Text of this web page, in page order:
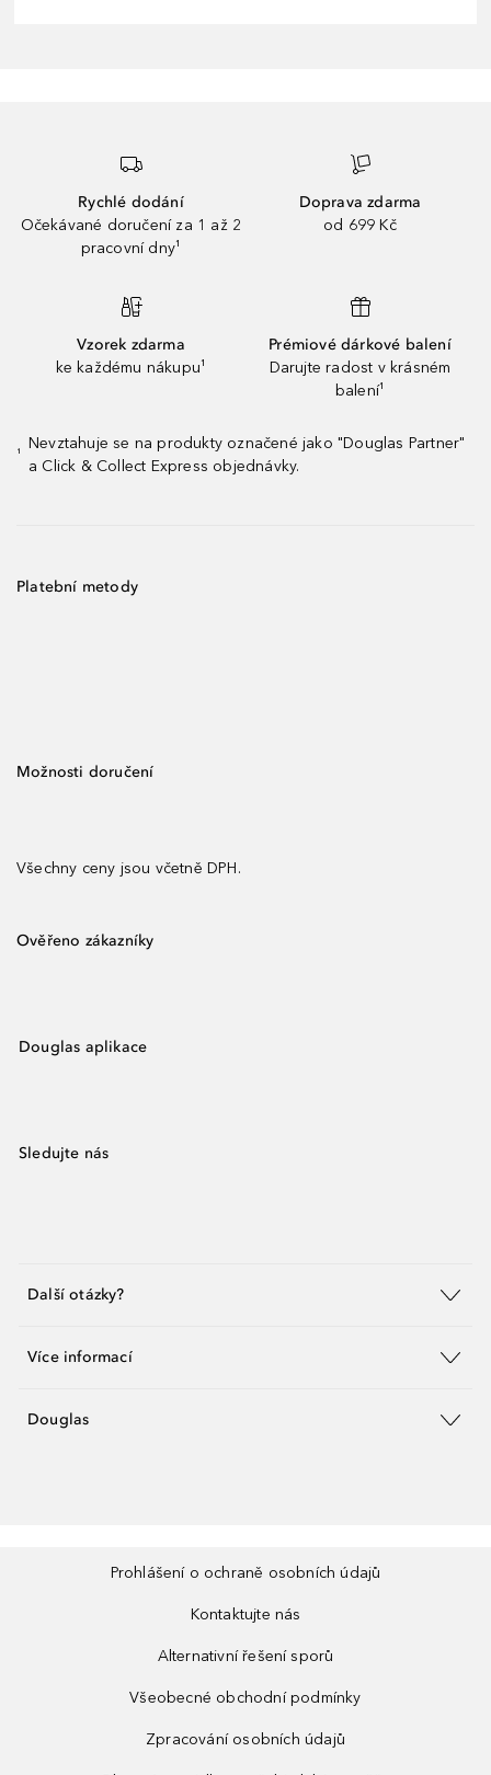
Rychlé dodání
Očekávané doručení za 1 až 2
pracovní dny¹
Doprava zdarma
od 699 Kč
Vzorek zdarma
ke každému nákupu¹
Prémiové dárkové balení
Darujte radost v krásném
balení¹
¹
Nevztahuje se na produkty označené jako "Douglas Partner"
a Click & Collect Express objednávky.
Platební metody
Možnosti doručení
Všechny ceny jsou včetně DPH.
Ověřeno zákazníky
Douglas aplikace
Sledujte nás
Další otázky?
Více informací
Douglas
Prohlášení o ochraně osobních údajů
Kontaktujte nás
Alternativní řešení sporů
Všeobecné obchodní podmínky
Zpracování osobních údajů